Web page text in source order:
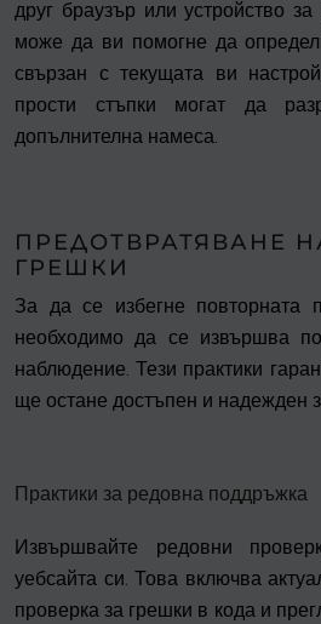
друг браузър или устройство
може да ви помогне да
свързан с текущата ви
прости стъпки могат да
допълнителна намеса.
ПРЕДОТВРАТЯВАНЕ
ГРЕШКИ
За да се избегне
необходимо да се извършва
наблюдение. Тези практики
ще остане достъпен и надежден
Практики за редовна поддръжка
Извършвайте редовни
уебсайта си. Това включва
проверка за грешки в кода и